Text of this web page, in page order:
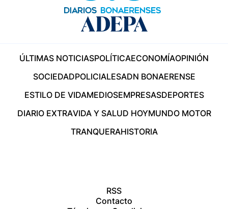
ÚLTIMAS NOTICIASPOLÍTICAECONOMÍAOPINIÓN
SOCIEDADPOLICIALESADN BONAERENSE
ESTILO DE VIDAMEDIOSEMPRESASDEPORTES
DIARIO EXTRAVIDA Y SALUD HOYMUNDO MOTOR
TRANQUERAHISTORIA
RSS
Contacto